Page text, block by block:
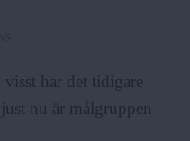
har det tidigare
nu är målgruppen